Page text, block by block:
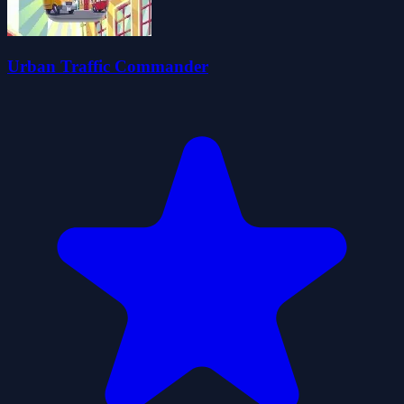
Urban Traffic Commander